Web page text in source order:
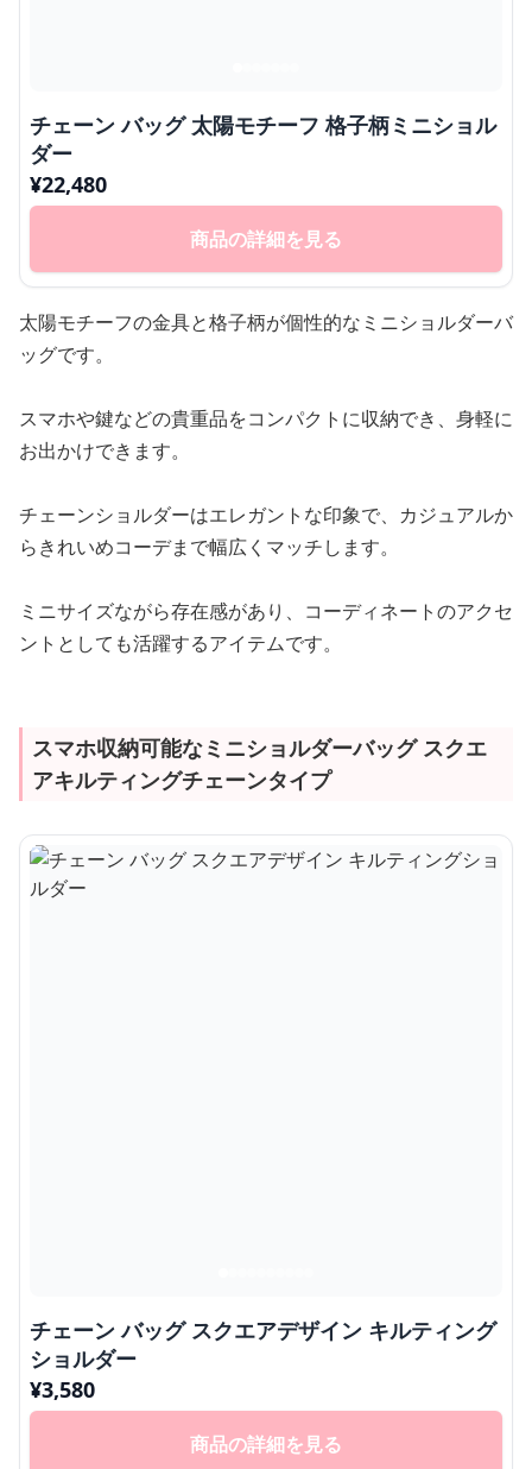
チェーン バッグ 太陽モチーフ 格子柄ミニショル
ダー
¥22,480
商品の詳細を見る
太陽モチーフの金具と格子柄が個性的なミニショルダーバ
ッグです。
スマホや鍵などの貴重品をコンパクトに収納でき、身軽に
お出かけできます。
チェーンショルダーはエレガントな印象で、カジュアルか
らきれいめコーデまで幅広くマッチします。
ミニサイズながら存在感があり、コーディネートのアクセ
ントとしても活躍するアイテムです。
スマホ収納可能なミニショルダーバッグ スクエ
アキルティングチェーンタイプ
チェーン バッグ スクエアデザイン キルティング
ショルダー
¥3,580
商品の詳細を見る